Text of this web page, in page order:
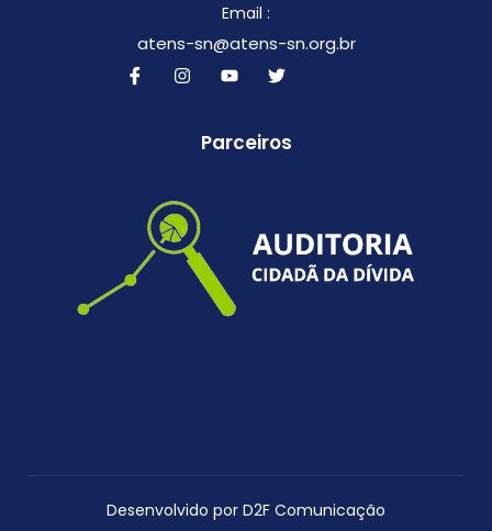
Email :
atens-sn@atens-sn.org.br
Parceiros
Desenvolvido por D2F Comunicação